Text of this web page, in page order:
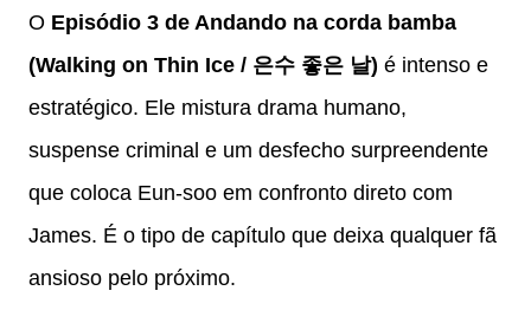
O Episódio 3 de Andando na corda bamba
(Walking on Thin Ice / 은수 좋은 날) é intenso e
estratégico. Ele mistura drama humano,
suspense criminal e um desfecho surpreendente
que coloca Eun-soo em confronto direto com
James. É o tipo de capítulo que deixa qualquer fã
ansioso pelo próximo.